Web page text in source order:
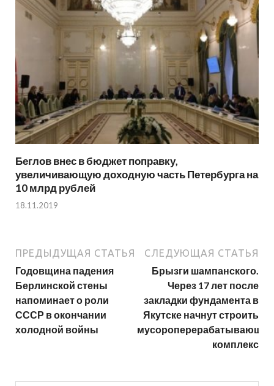
Беглов внес в бюджет поправку,
увеличивающую доходную часть Петербурга на
10 млрд рублей
18.11.2019
ПРЕДЫДУЩАЯ СТАТЬЯ
Годовщина падения
Берлинской стены
напоминает о роли
СССР в окончании
холодной войны
СЛЕДУЮЩАЯ СТАТЬЯ
Брызги шампанского.
Через 17 лет после
закладки фундамента в
Якутске начнут строить
мусороперерабатывающий
комплекс